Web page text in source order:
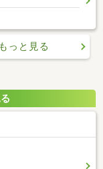
っと見る